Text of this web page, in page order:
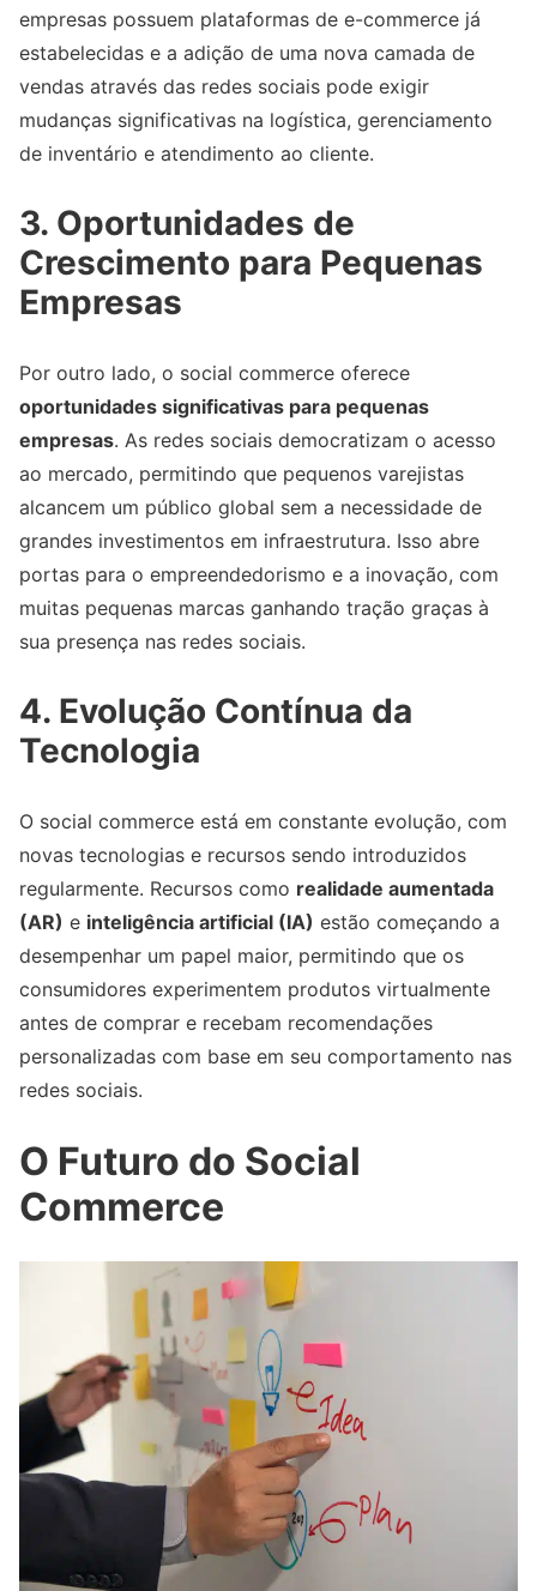
empresas possuem plataformas de e-commerce já
estabelecidas e a adição de uma nova camada de
vendas através das redes sociais pode exigir
mudanças significativas na logística, gerenciamento
de inventário e atendimento ao cliente.
3. Oportunidades de
Crescimento para Pequenas
Empresas
Por outro lado, o social commerce oferece
oportunidades significativas para pequenas
empresas. As redes sociais democratizam o acesso
ao mercado, permitindo que pequenos varejistas
alcancem um público global sem a necessidade de
grandes investimentos em infraestrutura. Isso abre
portas para o empreendedorismo e a inovação, com
muitas pequenas marcas ganhando tração graças à
sua presença nas redes sociais.
4. Evolução Contínua da
Tecnologia
O social commerce está em constante evolução, com
novas tecnologias e recursos sendo introduzidos
regularmente. Recursos como realidade aumentada
(AR) e inteligência artificial (IA) estão começando a
desempenhar um papel maior, permitindo que os
consumidores experimentem produtos virtualmente
antes de comprar e recebam recomendações
personalizadas com base em seu comportamento nas
redes sociais.
O Futuro do Social
Commerce